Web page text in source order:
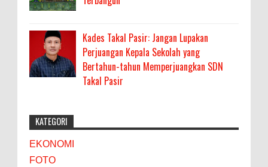
Kades Takal Pasir: Jangan Lupakan
Perjuangan Kepala Sekolah yang
Bertahun-tahun Memperjuangkan SDN
Takal Pasir
KATEGORI
EKONOMI
FOTO